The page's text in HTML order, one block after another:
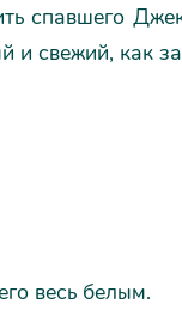
спавшего
и свежий, как
весь белым.